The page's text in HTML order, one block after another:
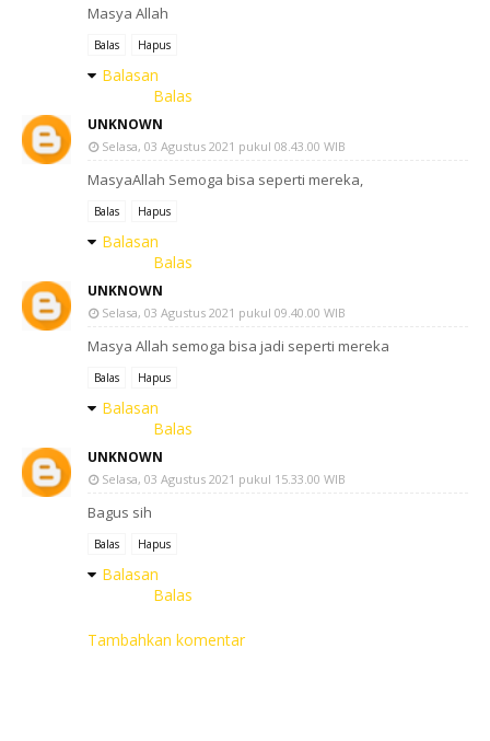
Masya Allah
Balas Hapus
Balasan
Balas
UNKNOWN
Selasa, 03 Agustus 2021 pukul 08.43.00 WIB
MasyaAllah Semoga bisa seperti mereka,
Balas Hapus
Balasan
Balas
UNKNOWN
Selasa, 03 Agustus 2021 pukul 09.40.00 WIB
Masya Allah semoga bisa jadi seperti mereka
Balas Hapus
Balasan
Balas
UNKNOWN
Selasa, 03 Agustus 2021 pukul 15.33.00 WIB
Bagus sih
Balas Hapus
Balasan
Balas
Tambahkan komentar